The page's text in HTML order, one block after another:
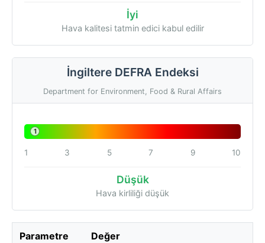
İyi
Hava kalitesi tatmin edici kabul edilir
İngiltere DEFRA Endeksi
Department for Environment, Food & Rural Affairs
1
1 3 5 7 9 10
Düşük
Hava kirliliği düşük
Parametre Değer